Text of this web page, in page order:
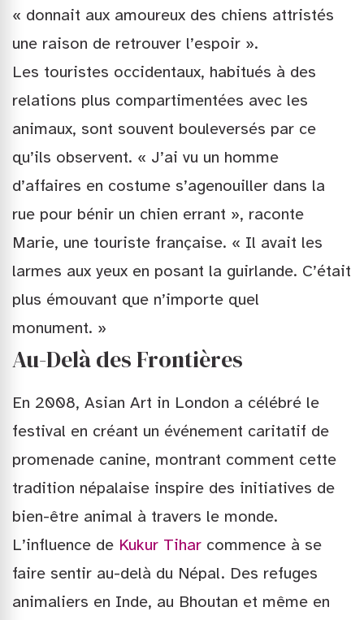
« donnait aux amoureux des chiens attristés
une raison de retrouver l’espoir ».
Les touristes occidentaux, habitués à des
relations plus compartimentées avec les
animaux, sont souvent bouleversés par ce
qu’ils observent. « J’ai vu un homme
d’affaires en costume s’agenouiller dans la
rue pour bénir un chien errant », raconte
Marie, une touriste française. « Il avait les
larmes aux yeux en posant la guirlande. C’était
plus émouvant que n’importe quel
monument. »
Au-Delà des Frontières
En 2008, Asian Art in London a célébré le
festival en créant un événement caritatif de
promenade canine, montrant comment cette
tradition népalaise inspire des initiatives de
bien-être animal à travers le monde.
L’influence de Kukur Tihar commence à se
faire sentir au-delà du Népal. Des refuges
animaliers en Inde, au Bhoutan et même en